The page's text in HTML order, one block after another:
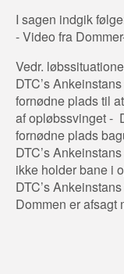
I sagen indgik
- Video fra
Vedr.
DTC’s
fornødne plads til
af opløbssvinget -
fornødne plads
DTC’s
ikke holder bane i
DTC’s
Dommen er afsagt